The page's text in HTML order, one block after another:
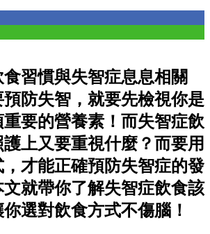
習慣與失智症息息相關
防失智，就要先檢視你是
要的營養素！而失智症飲
上又要重視什麼？而要用
才能正確預防失智症的發
就帶你了解失智症飲食該
選對飲食方式不傷腦！